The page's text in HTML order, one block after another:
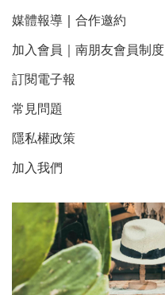
媒體報導 合作邀約
加入會員｜南朋友會員制度
訂閱電子報
常見問題
隱私權政策
加入我們